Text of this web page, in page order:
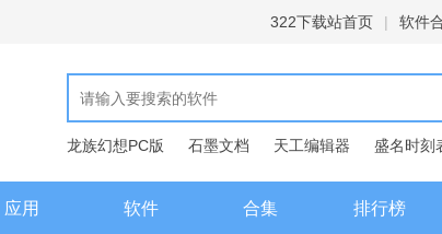
322下载站首页 | 软件
龙族幻想PC版 石墨文档 天工编辑器
盛名时刻
现代汉语词典
应用 软件 合集 排行榜